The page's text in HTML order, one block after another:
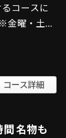
コースに
金曜・土曜
コース詳細
間 名物も